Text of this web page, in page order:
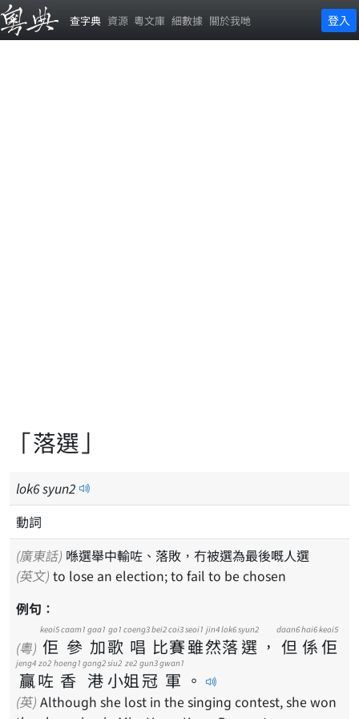
查字典 資源 粵文庫 細數據 關於我哋 登入
「落選」
lok6syun2
動詞
(廣東話) 喺選舉中輸咗、落敗，冇被選為最後嘅人選
(英文) to lose an election; to fail to be chosen
例句：
(粵) 佢
keoi5
參
caam1
加
gaa1
歌
go1
唱
coeng3
比
bei2
賽
coi3
雖
seoi1
然
jin4
落
lok6
選
syun2
， 但
daan6
係
hai6
佢
keoi5
贏
jeng4
咗
zo2
香
hoeng1
港
gong2
小
siu2
姐
ze2
冠
gun3
軍
gwan1
。
(英) Although she lost in the singing contest, she won